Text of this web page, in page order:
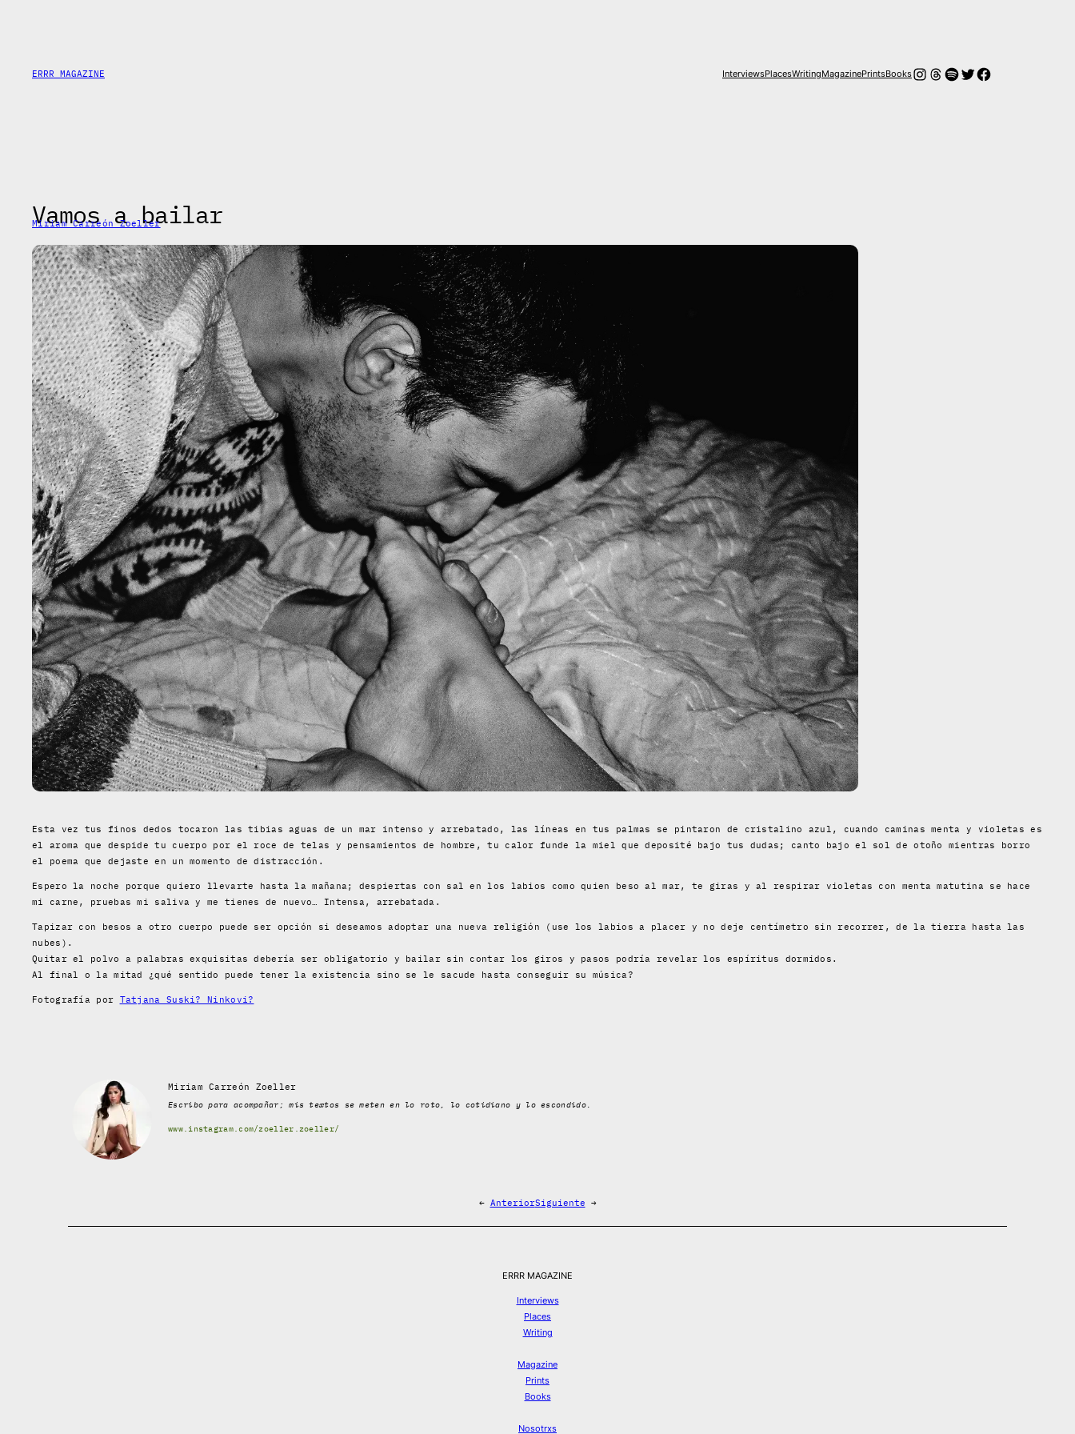
ERRR MAGAZINE InterviewsPlacesWritingMagazinePrintsBooksInstagram
Hilos
Spotify
Twitter
Facebook
Vamos a bailar
Miriam Carreón Zoeller
Esta vez tus finos dedos tocaron las tibias aguas de un mar intenso y arrebatado, las líneas en tus palmas se pintaron de cristalino azul, cuando caminas menta y violetas es
el aroma que despide tu cuerpo por el roce de telas y pensamientos de hombre, tu calor funde la miel que deposité bajo tus dudas; canto bajo el sol de otoño mientras borro
el poema que dejaste en un momento de distracción.
Espero la noche porque quiero llevarte hasta la mañana; despiertas con sal en los labios como quien beso al mar, te giras y al respirar violetas con menta matutina se hace
mi carne, pruebas mi saliva y me tienes de nuevo… Intensa, arrebatada.
Tapizar con besos a otro cuerpo puede ser opción si deseamos adoptar una nueva religión (use los labios a placer y no deje centímetro sin recorrer, de la tierra hasta las
nubes).
Quitar el polvo a palabras exquisitas debería ser obligatorio y bailar sin contar los giros y pasos podría revelar los espíritus dormidos.
Al final o la mitad ¿qué sentido puede tener la existencia sino se le sacude hasta conseguir su música?
Fotografía por Tatjana Suski? Ninkovi?
Miriam Carreón Zoeller
Escribo para acompañar; mis textos se meten en lo roto, lo cotidiano y lo escondido.
www.instagram.com/zoeller.zoeller/
← AnteriorSiguiente →
ERRR MAGAZINE
Interviews
Places
Writing
Magazine
Prints
Books
Nosotrxs